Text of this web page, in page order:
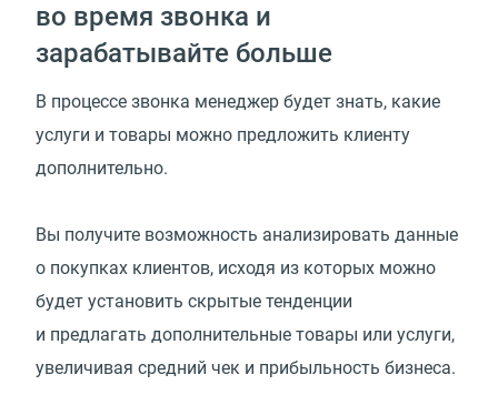
во время звонка и
зарабатывайте больше
В процессе звонка менеджер будет знать, какие
услуги и товары можно предложить клиенту
дополнительно.
Вы получите возможность анализировать данные
о покупках клиентов, исходя из которых можно
будет установить скрытые тенденции
и предлагать дополнительные товары или услуги,
увеличивая средний чек и прибыльность бизнеса.